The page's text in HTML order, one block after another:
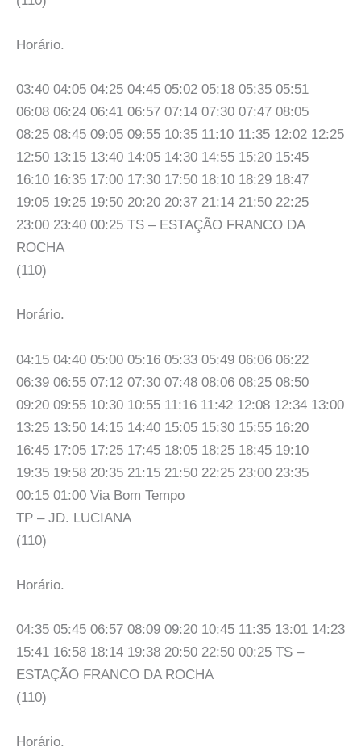
Horário.
03:40 04:05 04:25 04:45 05:02 05:18 05:35 05:51
06:08 06:24 06:41 06:57 07:14 07:30 07:47 08:05
08:25 08:45 09:05 09:55 10:35 11:10 11:35 12:02 12:25
12:50 13:15 13:40 14:05 14:30 14:55 15:20 15:45
16:10 16:35 17:00 17:30 17:50 18:10 18:29 18:47
19:05 19:25 19:50 20:20 20:37 21:14 21:50 22:25
23:00 23:40 00:25 TS – ESTAÇÃO FRANCO DA
ROCHA
(110)
Horário.
04:15 04:40 05:00 05:16 05:33 05:49 06:06 06:22
06:39 06:55 07:12 07:30 07:48 08:06 08:25 08:50
09:20 09:55 10:30 10:55 11:16 11:42 12:08 12:34 13:00
13:25 13:50 14:15 14:40 15:05 15:30 15:55 16:20
16:45 17:05 17:25 17:45 18:05 18:25 18:45 19:10
19:35 19:58 20:35 21:15 21:50 22:25 23:00 23:35
00:15 01:00 Via Bom Tempo
TP – JD. LUCIANA
(110)
Horário.
04:35 05:45 06:57 08:09 09:20 10:45 11:35 13:01 14:23
15:41 16:58 18:14 19:38 20:50 22:50 00:25 TS –
ESTAÇÃO FRANCO DA ROCHA
(110)
Horário.